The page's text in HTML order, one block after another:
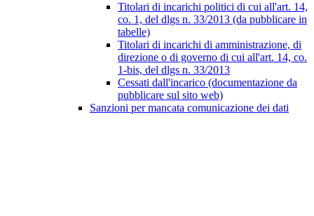
Titolari di incarichi politici di cui all'art. 14,
co. 1, del dlgs n. 33/2013 (da pubblicare in
tabelle)
Titolari di incarichi di amministrazione, di
direzione o di governo di cui all'art. 14, co.
1-bis, del dlgs n. 33/2013
Cessati dall'incarico (documentazione da
pubblicare sul sito web)
Sanzioni per mancata comunicazione dei dati